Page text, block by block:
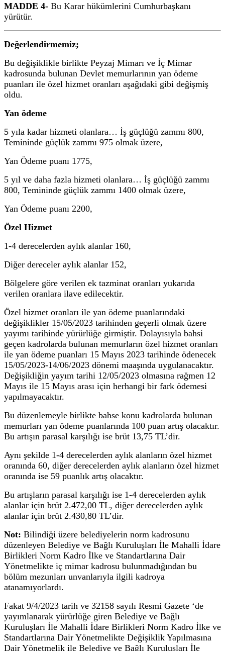
MADDE 4- Bu Karar hükümlerini Cumhurbaşkanı
yürütür.
Değerlendirmemiz;
Bu değişiklikle birlikte Peyzaj Mimarı ve İç Mimar
kadrosunda bulunan Devlet memurlarının yan ödeme
puanları ile özel hizmet oranları aşağıdaki gibi değişmiş
oldu.
Yan ödeme
5 yıla kadar hizmeti olanlara… İş güçlüğü zammı 800,
Temininde güçlük zammı 975 olmak üzere,
Yan Ödeme puanı 1775,
5 yıl ve daha fazla hizmeti olanlara… İş güçlüğü zammı
800, Temininde güçlük zammı 1400 olmak üzere,
Yan Ödeme puanı 2200,
Özel Hizmet
1-4 derecelerden aylık alanlar 160,
Diğer dereceler aylık alanlar 152,
Bölgelere göre verilen ek tazminat oranları yukarıda
verilen oranlara ilave edilecektir.
Özel hizmet oranları ile yan ödeme puanlarındaki
değişiklikler 15/05/2023 tarihinden geçerli olmak üzere
yayımı tarihinde yürürlüğe girmiştir. Dolayısıyla bahsi
geçen kadrolarda bulunan memurların özel hizmet oranları
ile yan ödeme puanları 15 Mayıs 2023 tarihinde ödenecek
15/05/2023-14/06/2023 dönemi maaşında uygulanacaktır.
Değişikliğin yayım tarihi 12/05/2023 olmasına rağmen 12
Mayıs ile 15 Mayıs arası için herhangi bir fark ödemesi
yapılmayacaktır.
Bu düzenlemeyle birlikte bahse konu kadrolarda bulunan
memurları yan ödeme puanlarında 100 puan artış olacaktır.
Bu artışın parasal karşılığı ise brüt 13,75 TL’dir.
Aynı şekilde 1-4 derecelerden aylık alanların özel hizmet
oranında 60, diğer derecelerden aylık alanların özel hizmet
oranında ise 59 puanlık artış olacaktır.
Bu artışların parasal karşılığı ise 1-4 derecelerden aylık
alanlar için brüt 2.472,00 TL, diğer derecelerden aylık
alanlar için brüt 2.430,80 TL’dir.
Not: Bilindiği üzere belediyelerin norm kadrosunu
düzenleyen Belediye ve Bağlı Kuruluşları İle Mahalli İdare
Birlikleri Norm Kadro İlke ve Standartlarına Dair
Yönetmelikte iç mimar kadrosu bulunmadığından bu
bölüm mezunları unvanlarıyla ilgili kadroya
atanamıyorlardı.
Fakat 9/4/2023 tarih ve 32158 sayılı Resmi Gazete ‘de
yayımlanarak yürürlüğe giren Belediye ve Bağlı
Kuruluşları İle Mahalli İdare Birlikleri Norm Kadro İlke ve
Standartlarına Dair Yönetmelikte Değişiklik Yapılmasına
Dair Yönetmelik ile Belediye ve Bağlı Kuruluşları İle